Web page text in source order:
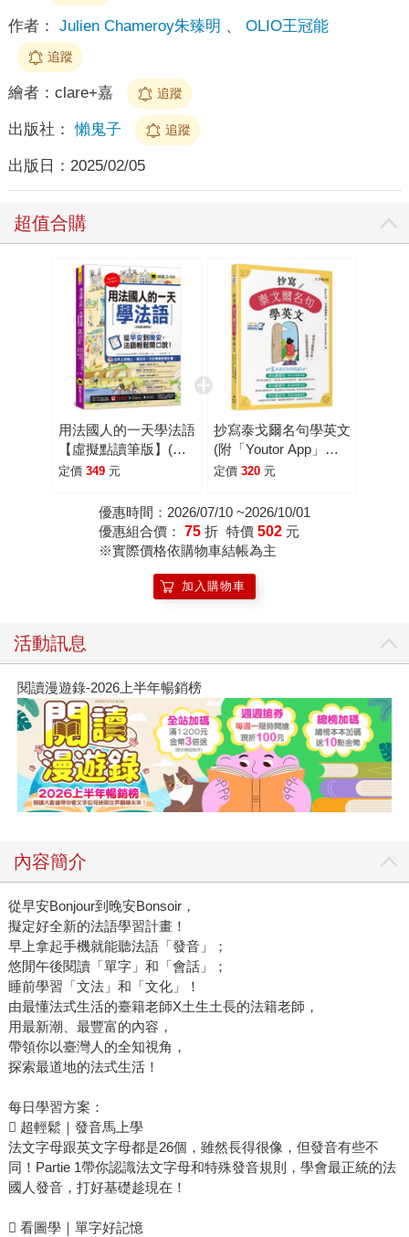
作者： Julien Chameroy朱臻明 、 OLIO王冠能
追蹤
繪者： clare+嘉 追蹤
出版社： 懶鬼子 追蹤
出版日： 2025/02/05
超值合購
用法國人的一天學法語
【虛擬點讀筆版】(附
「Youtor App」內含
定價 349 元
抄寫泰戈爾名句學英文
(附「Youtor App」內
含VRP虛擬點讀筆)
定價 320 元
優惠時間：2026/07/10 ~2026/10/01
優惠組合價： 75 折 特價 502 元
※實際價格依購物車結帳為主
加入購物車
活動訊息
閱讀漫遊錄-2026上半年暢銷榜
內容簡介
從早安Bonjour到晚安Bonsoir，
擬定好全新的法語學習計畫！
早上拿起手機就能聽法語「發音」；
悠閒午後閱讀「單字」和「會話」；
睡前學習「文法」和「文化」！
由最懂法式生活的臺籍老師X土生土長的法籍老師，
用最新潮、最豐富的內容，
帶領你以臺灣人的全知視角，
探索最道地的法式生活！
每日學習方案：
 超輕鬆｜發音馬上學
法文字母跟英文字母都是26個，雖然長得很像，但發音有些不
同！Partie 1帶你認識法文字母和特殊發音規則，學會最正統的法
國人發音，打好基礎趁現在！
 看圖學｜單字好記憶